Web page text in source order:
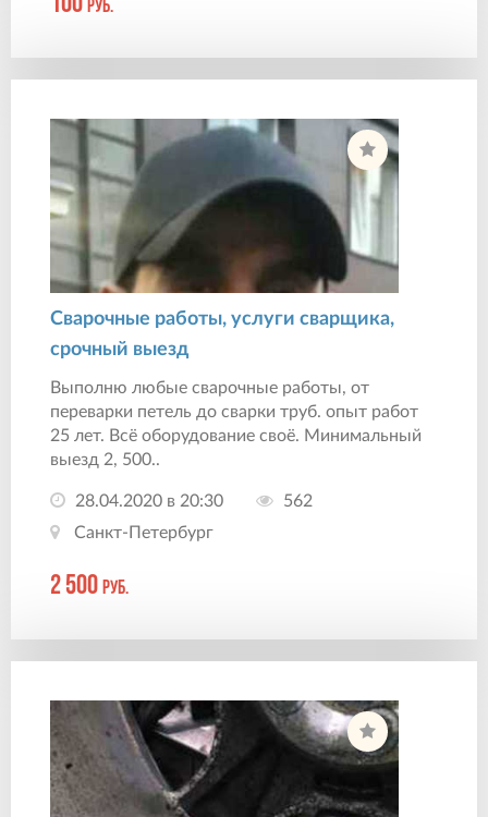
руб.
Сварочные работы, услуги сварщика,
срочный выезд
Выполню любые сварочные работы, от
переварки петель до сварки труб. опыт работ
25 лет. Всё оборудование своё. Минимальный
выезд 2, 500..
28.04.2020 в 20:30
562
Санкт-Петербург
2 500 руб.